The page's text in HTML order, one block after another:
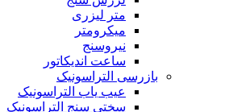
متر لیزری
میکرومتر
نیروسنج
ساعت اندیکاتور
بازرسی التراسونیک
عیب یاب التراسونیک
سختی سنج التراسونیک